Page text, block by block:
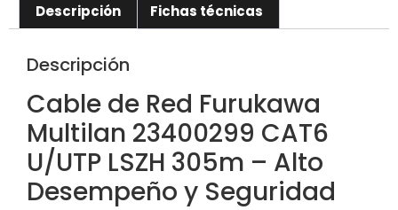
Descripción Fichas técnicas
Descripción
Cable de Red Furukawa
Multilan 23400299 CAT6
U/UTP LSZH 305m – Alto
Desempeño y Seguridad